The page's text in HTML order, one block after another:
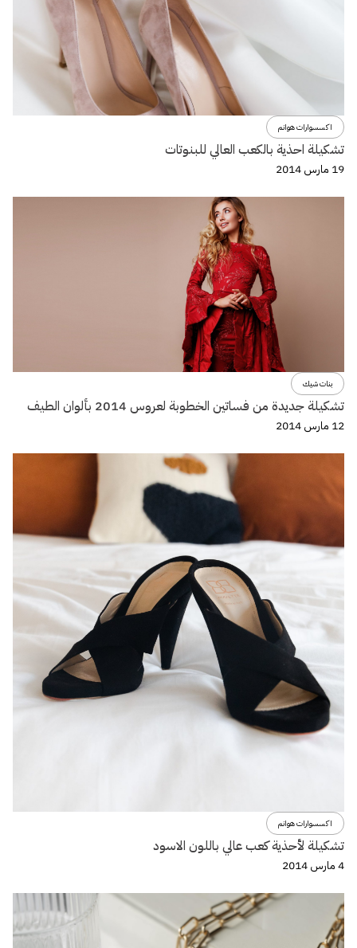
اكسسوارات هوانم
تشكيلة احذية بالكعب العالي للبنوتات
19 مارس 2014
بنات شيك
تشكيلة جديدة من فساتين الخطوبة لعروس 2014 بألوان الطيف
12 مارس 2014
اكسسوارات هوانم
تشكيلة لأحذية كعب عالي باللون الاسود
4 مارس 2014